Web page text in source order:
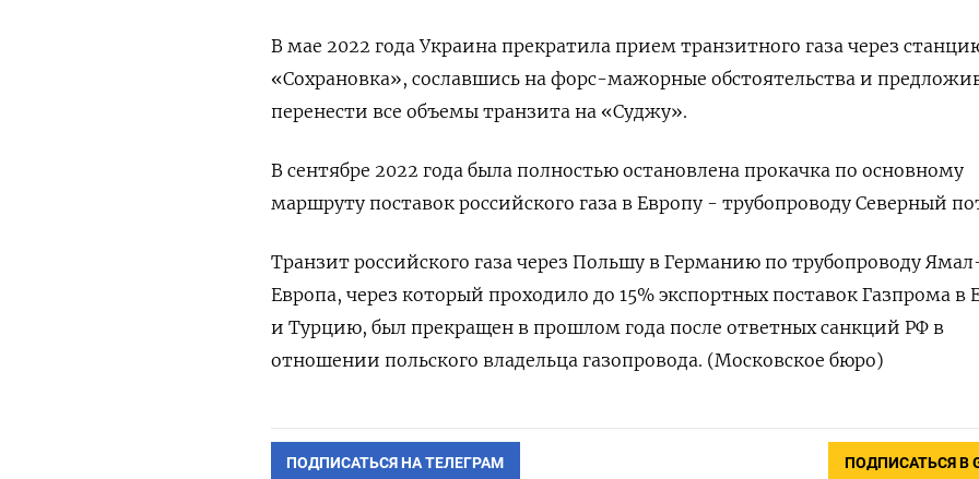
В мае 2022 года Украина прекратила прием транзитного газа через
«Сохрановка», сославшись на форс-мажорные обстоятельства и
перенести все объемы транзита на «Суджу».
В сентябре 2022 года была полностью остановлена прокачка по основному
маршруту поставок российского газа в Европу - трубопроводу Северный
Транзит российского газа через Польшу в Германию по трубопроводу
Европа, через который проходило до 15% экспортных поставок Газпрома в
и Турцию, был прекращен в прошлом года после ответных санкций РФ в
отношении польского владельца газопровода. (Московское бюро)
ПОДПИСАТЬСЯ НА ТЕЛЕГРАМ ПОДПИСАТЬСЯ В